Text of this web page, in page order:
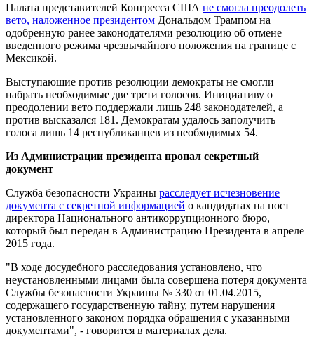
Палата представителей Конгресса США не смогла преодолеть
вето, наложенное президентом Дональдом Трампом на
одобренную ранее законодателями резолюцию об отмене
введенного режима чрезвычайного положения на границе с
Мексикой.
Выступающие против резолюции демократы не смогли
набрать необходимые две трети голосов. Инициативу о
преодолении вето поддержали лишь 248 законодателей, а
против высказался 181. Демократам удалось заполучить
голоса лишь 14 республиканцев из необходимых 54.
Из Администрации президента пропал секретный
документ
Служба безопасности Украины расследует исчезновение
документа с секретной информацией о кандидатах на пост
директора Национального антикоррупционного бюро,
который был передан в Администрацию Президента в апреле
2015 года.
"В ходе досудебного расследования установлено, что
неустановленными лицами была совершена потеря документа
Службы безопасности Украины № 330 от 01.04.2015,
содержащего государственную тайну, путем нарушения
установленного законом порядка обращения с указанными
документами", - говорится в материалах дела.